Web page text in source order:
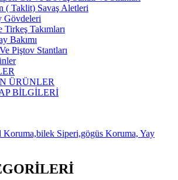
( Taklit) Savaş Aletleri
Gövdeleri
Tirkeş Takımları
Bakımı
Piştov Stantları
ÜRÜNLER
BİLGİLERİ
Koruma,bilek Siperi,gögüs Koruma, Yay